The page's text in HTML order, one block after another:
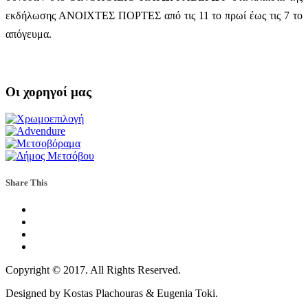
εκδήλωσης ΑΝΟΙΧΤΕΣ ΠΟΡΤΕΣ από τις 11 το πρωί έως τις 7 το
απόγευμα.
Οι χορηγοί μας
Share This
Copyright © 2017. All Rights Reserved.
Designed by Kostas Plachouras & Eugenia Toki.